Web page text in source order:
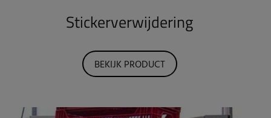
Stickerverwijdering
BEKIJK PRODUCT